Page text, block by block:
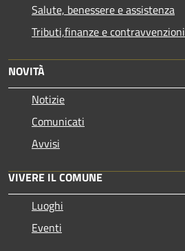
Salute, benessere e assistenza
Tributi,finanze e contravvenzioni
NOVITÀ
Notizie
Comunicati
Avvisi
VIVERE IL COMUNE
Luoghi
Eventi